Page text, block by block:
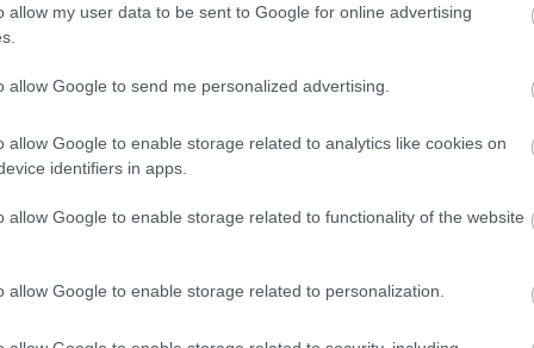
allow my user data to be sent to Google for online advertising
allow Google to send me personalized advertising.
allow Google to enable storage related to analytics like cookies on
identifiers in apps.
allow Google to enable storage related to functionality of the website
allow Google to enable storage related to personalization.
προβλέπεται ελάχιστο χρηματικό πρόστιμο,
Αρχές του πρωταθλήματος αναμένεται να
για πιθανές επιπλέον κυρώσεις.
καφέ βούτηξε με τα ρούχα στη θάλασσα και
από πνιγμό (φώτο)
της ρωσικής Βοστόκ κατέκαψαν εξοπλισμό
και Αμερικανούς μισθοφόρους – Δείτε βίντεο
κακό στο χειρότερο ο Ι.Τόνεϊ: Έριξε κουτουλιά σε